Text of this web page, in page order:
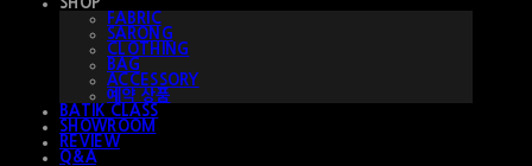
FABRIC
SARONG
CLOTHING
BAG
ACCESSORY
예약 상품
BATIK CLASS
SHOWROOM
REVIEW
Q&A